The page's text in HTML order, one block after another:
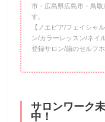
市・広島県広島市・鳥
す。
【ノエビア/フェイシャ
ン/カラーレッスン/ネイ
登録サロン/歯のセルフ
サロンワーク
中！